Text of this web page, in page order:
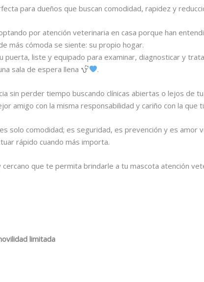
para dueños que buscan comodidad, rapidez y
por atención veterinaria en casa porque han
más cómoda se siente: su propio hogar.
liste y equipado para examinar, diagnosticar y
sala de espera llena
.
sin perder tiempo buscando clínicas abiertas o lejos de
amigo con la misma responsabilidad y cariño con la que
solo comodidad; es seguridad, es prevención y es amor
rápido cuando más importa.
que te permita brindarle a tu mascota atención
limitada